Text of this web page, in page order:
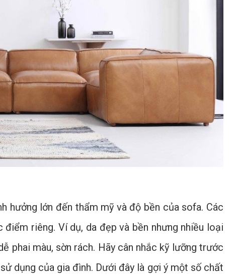
hưởng lớn đến thẩm mỹ và độ bền của sofa. Các
riêng. Ví dụ, da đẹp và bền nhưng nhiều loại
phai màu, sờn rách. Hãy cân nhắc kỹ lưỡng trước
dụng của gia đình. Dưới đây là gợi ý một số chất